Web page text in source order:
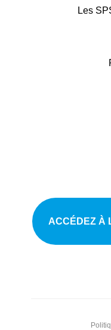
Les
ACCÉDEZ À